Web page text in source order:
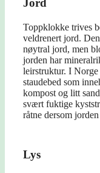
Jord
Toppklokke trives
veldrenert jord.
nøytral jord, men
jorden har
leirstruktur. I Norge
staudebed som
kompost og litt
svært fuktige
råtne dersom
Lys